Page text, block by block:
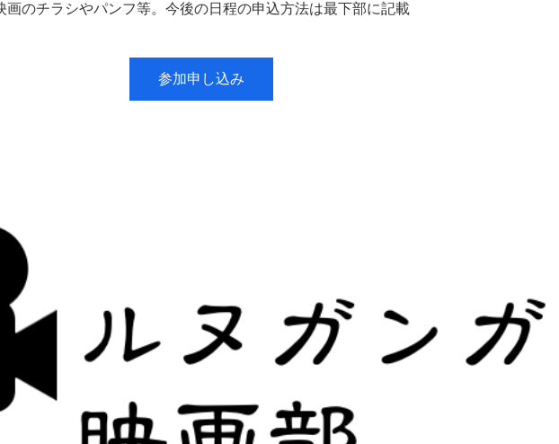
画のチラシやパンフ等。今後の日程の申込方法は最下部に記載
参加申し込み